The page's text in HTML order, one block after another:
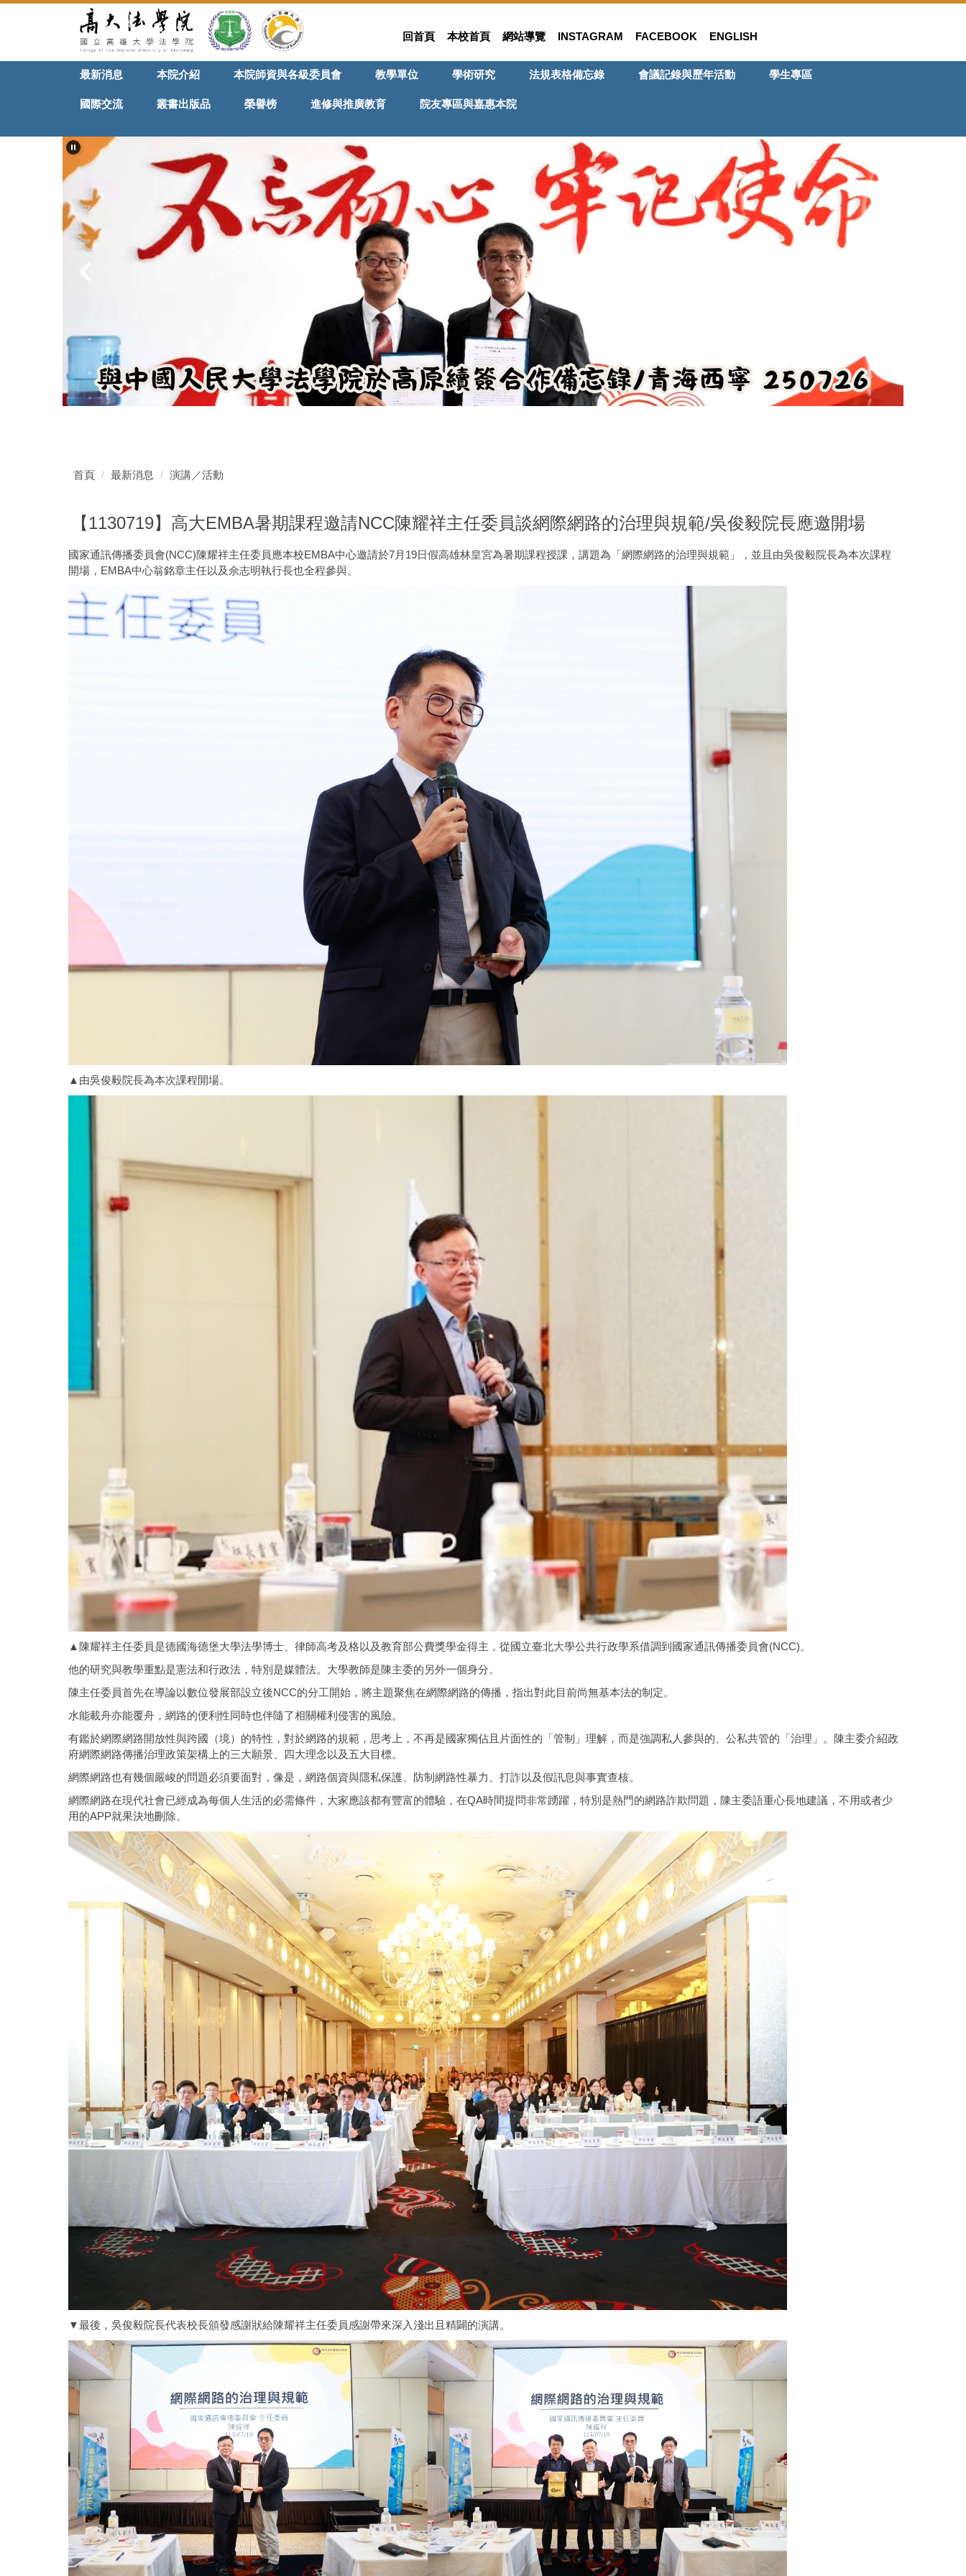
要
回首頁 本校首頁 網站導覽 INSTAGRAM FACEBOOK ENGLISH
最新消息 本院介紹 本院師資與各級委員會 教學單位 學術研究 法規表格備忘錄 會議記錄與歷年活動 學生專區
國際交流 叢書出版品 榮譽榜 進修與推廣教育 院友專區與嘉惠本院
首頁 最新消息 演講／活動
【1130719】高大EMBA暑期課程邀請NCC陳耀祥主任委員談網際網路的治理與規範/吳俊毅院長應邀開場
國家通訊傳播委員會(NCC)陳耀祥主任委員應本校EMBA中心邀請於7月19日假高雄林皇宮為暑期課程授課，講題為「網際網路的治理與規範」，並且由吳俊毅院長為本次課程
開場，EMBA中心翁銘章主任以及佘志明執行長也全程參與。
▲由吳俊毅院長為本次課程開場。
▲陳耀祥主任委員是德國海德堡大學法學博士、律師高考及格以及教育部公費獎學金得主，從國立臺北大學公共行政學系借調到國家通訊傳播委員會(NCC)。
他的研究與教學重點是憲法和行政法，特別是媒體法。大學教師是陳主委的另外一個身分。
陳主任委員首先在導論以數位發展部設立後NCC的分工開始，將主題聚焦在網際網路的傳播，指出對此目前尚無基本法的制定。
水能載舟亦能覆舟，網路的便利性同時也伴隨了相關權利侵害的風險。
有鑑於網際網路開放性與跨國（境）的特性，對於網路的規範，思考上，不再是國家獨佔且片面性的「管制」理解，而是強調私人參與的、公私共管的「治理」。陳主委介紹政
府網際網路傳播治理政策架構上的三大願景、四大理念以及五大目標。
網際網路也有幾個嚴峻的問題必須要面對，像是，網路個資與隱私保護、防制網路性暴力、打詐以及假訊息與事實查核。
網際網路在現代社會已經成為每個人生活的必需條件，大家應該都有豐富的體驗，在QA時間提問非常踴躍，特別是熱門的網路詐欺問題，陳主委語重心長地建議，不用或者少
用的APP就果決地刪除。
▼最後，吳俊毅院長代表校長頒發感謝狀給陳耀祥主任委員感謝帶來深入淺出且精闢的演講。